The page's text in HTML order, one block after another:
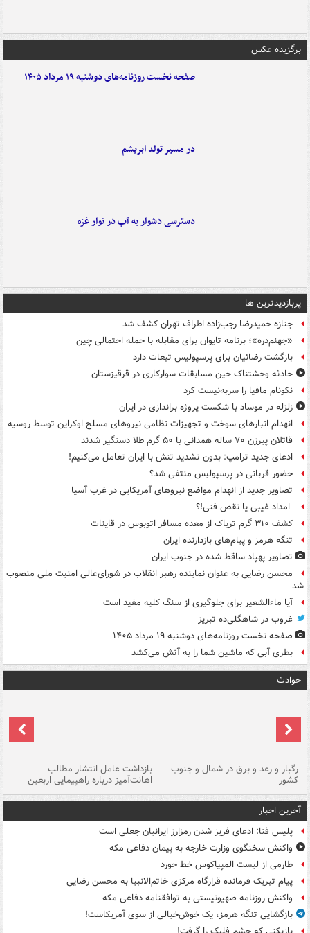
برگزیده عکس
صفحه نخست روزنامه‌های دوشنبه ۱۹ مرداد ۱۴۰۵
در مسیر تولد ابریشم
دسترسی دشوار به آب در نوار غزه
پربازدیدترین ها
جنازه حمیدرضا رجب‌زاده اطراف تهران کشف شد
«جهنم‌دره»؛ برنامه تایوان برای مقابله با حمله احتمالی چین
بازگشت رضائیان برای پرسپولیس تبعات دارد
حادثه وحشتناک حین مسابقات سوارکاری در قرقیزستان
نکونام مافیا را سربه‌نیست کرد
زلزله در موساد با شکست پروژه براندازی در ایران
انهدام انبارهای سوخت و تجهیزات نظامی نیروهای مسلح اوکراین توسط روسیه
قاتلان پیرزن ۷۰ ساله همدانی با ۵۰ گرم طلا دستگیر شدند
ادعای جدید ترامپ: بدون تشدید تنش با ایران تعامل می‌کنیم!
حضور قربانی در پرسپولیس منتفی شد؟
تصاویر جدید از انهدام مواضع نیروهای آمریکایی در غرب آسیا
امداد غیبی یا نقص فنی!؟
کشف ۳۱۰ گرم تریاک از معده مسافر اتوبوس در قاینات
تنگه هرمز و پیام‌های بازدارنده ایران
تصاویر پهپاد ساقط شده در جنوب ایران
محسن رضایی به عنوان نماینده رهبر انقلاب در شورای‌عالی امنیت ملی منصوب
شد
آیا ماءالشعیر برای جلوگیری از سنگ کلیه مفید است
غروب در شاهگلی‌ده تبریز
صفحه نخست روزنامه‌های دوشنبه ۱۹ مرداد ۱۴۰۵
بطری آبی که ماشین شما را به آتش می‌کشد
حوادث
رگبار و رعد و برق در شمال و جنوب
کشور
بازداشت عامل انتشار مطالب
اهانت‌آمیز درباره راهپیمایی اربعین
آخرین اخبار
پلیس فتا: ادعای فریز شدن رمزارز ایرانیان جعلی است
واکنش سخنگوی وزارت خارجه به پیمان دفاعی مکه
طارمی از لیست المپیاکوس خط خورد
پیام تبریک فرمانده قرارگاه مرکزی خاتم‌الانبیا به محسن رضایی
واکنش روزنامه صهیونیستی به توافقنامه دفاعی مکه
بازگشایی تنگه هرمز، یک خوش‌خیالی از سوی آمریکاست!